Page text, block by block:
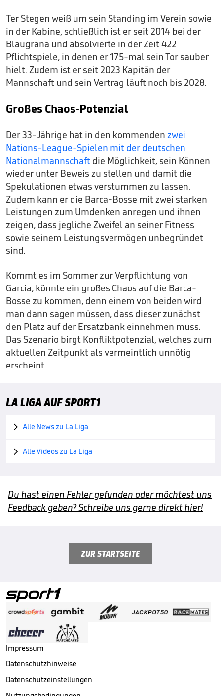
Ter Stegen weiß um sein Standing im Verein sowie
in der Kabine, schließlich ist er seit 2014 bei der
Blaugrana und absolvierte in der Zeit 422
Pflichtspiele, in denen er 175-mal sein Tor sauber
hielt. Zudem ist er seit 2023 Kapitän der
Mannschaft und sein Vertrag läuft noch bis 2028.
Großes Chaos-Potenzial
Der 33-Jährige hat in den kommenden zwei
Nations-League-Spielen mit der deutschen
Nationalmannschaft die Möglichkeit, sein Können
wieder unter Beweis zu stellen und damit die
Spekulationen etwas verstummen zu lassen.
Zudem kann er die Barca-Bosse mit zwei starken
Leistungen zum Umdenken anregen und ihnen
zeigen, dass jegliche Zweifel an seiner Fitness
sowie seinem Leistungsvermögen unbegründet
sind.
Kommt es im Sommer zur Verpflichtung von
Garcia, könnte ein großes Chaos auf die Barca-
Bosse zu kommen, denn einem von beiden wird
man dann sagen müssen, dass dieser zunächst
den Platz auf der Ersatzbank einnehmen muss.
Das Szenario birgt Konfliktpotenzial, welches zum
aktuellen Zeitpunkt als vermeintlich unnötig
erscheint.
LA LIGA AUF SPORT1
 Alle News zu La Liga
 Alle Videos zu La Liga
Du hast einen Fehler gefunden oder möchtest uns
Feedback geben? Schreibe uns gerne direkt hier!
ZUR STARTSEITE
Impressum
Datenschutzhinweise
Datenschutzeinstellungen